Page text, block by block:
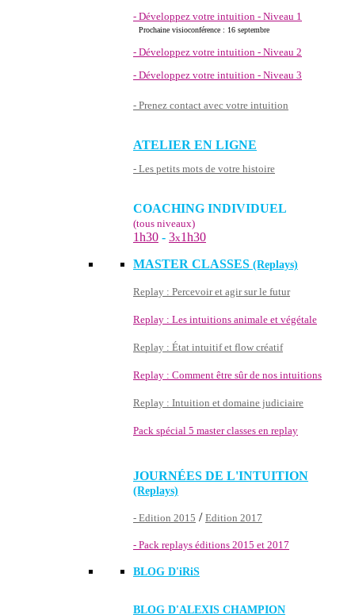
- Développez votre intuition - Niveau 1
Prochaine visioconférence : 16 septembre
- Développez votre intuition - Niveau 2
- Développez votre intuition - Niveau 3
- Prenez contact avec votre intuition
ATELIER EN LIGNE
- Les petits mots de votre histoire
COACHING INDIVIDUEL
(tous niveaux)
1h30 - 3x1h30
MASTER CLASSES (Replays)
Replay : Percevoir et agir sur le futur
Replay : Les intuitions animale et végétale
Replay : État intuitif et flow créatif
Replay : Comment être sûr de nos intuitions
Replay : Intuition et domaine judiciaire
Pack spécial 5 master classes en replay
JOURNÉES DE L'INTUITION
(Replays)
- Edition 2015 / Edition 2017
- Pack replays éditions 2015 et 2017
BLOG D'iRiS
BLOG D'ALEXIS CHAMPION